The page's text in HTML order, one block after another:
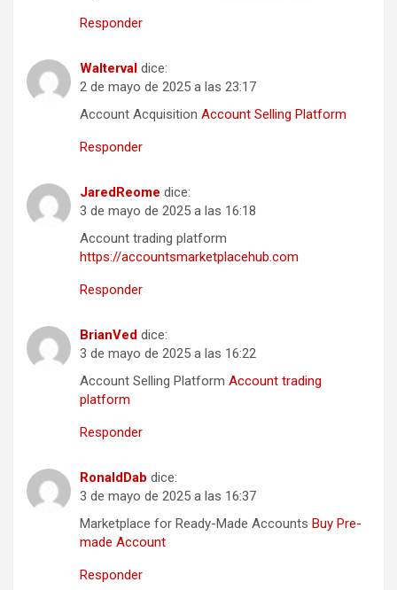
Responder
Walterval dice:
2 de mayo de 2025 a las 23:17
Account Acquisition Account Selling Platform
Responder
JaredReome dice:
3 de mayo de 2025 a las 16:18
Account trading platform
https://accountsmarketplacehub.com
Responder
BrianVed dice:
3 de mayo de 2025 a las 16:22
Account Selling Platform Account trading
platform
Responder
RonaldDab dice:
3 de mayo de 2025 a las 16:37
Marketplace for Ready-Made Accounts Buy Pre-
made Account
Responder